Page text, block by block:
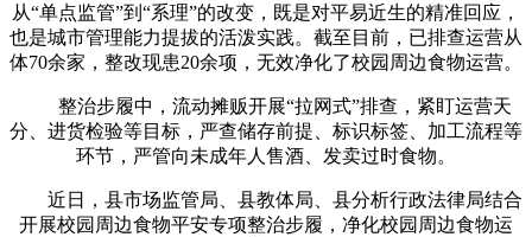
从“单点监管”到“系理”的改变，既是对平易近生的精准回应，
也是城市管理能力提拔的活泼实践。截至目前，已排查运营从
体70余家，整改现患20余项，无效净化了校园周边食物运营。
整治步履中，流动摊贩开展“拉网式”排查，紧盯运营天
分、进货检验等目标，严查储存前提、标识标签、加工流程等
环节，严管向未成年人售酒、发卖过时食物。
近日，县市场监管局、县教体局、县分析行政法律局结合
开展校园周边食物平安专项整治步履，净化校园周边食物运